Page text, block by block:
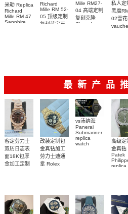
米勒 Replica
Richard
Mille RM 47
Sapphire
Richard
Mille RM 52-
05 顶级定制
复刻蓝宝石
Mille RM27-
04 高端定制
复刻克隆
Cloned
私人定
黑魔
02雪
最新产品
客定劳力士
双历日志表
面18K包厚
金加工定制
watch
改装定制包
金真钻加工
劳力士迪通
拿 Rolex
diamonds
m126508-
0003腕表
vs沛纳海
Panerai
Submariner
replica
watch
高级定
金真钻
Patek
replica
011復
腕表